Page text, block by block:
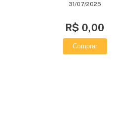
31/07/2025
R$ 0,00
Comprar